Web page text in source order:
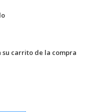
carrito de la compra